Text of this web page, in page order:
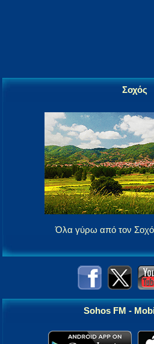
Σοχός
Όλα γύρω από τον
Sohos FM -